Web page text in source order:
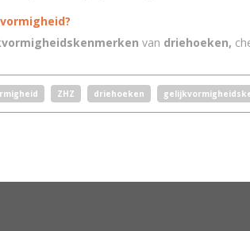
van driehoeken,
ZHZ driehoeken